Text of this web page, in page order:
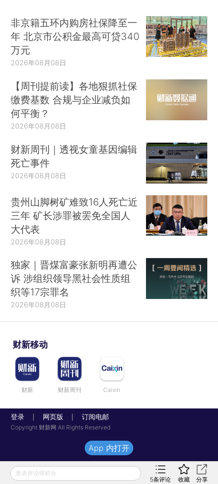
非京籍五环内购房社保降至一
年 北京市公积金最高可贷340
万元
2026年08月08日
【周刊提前读】各地狠抓社保
缴费基数 合规与企业减负如
何平衡？
2026年08月08日
财新周刊｜透视女童基因编辑
死亡事件
2026年08月08日
贵州山脚树矿难致16人死亡近
三年 矿长涉罪被罢免全国人
大代表
2026年08月08日
独家｜晋煤富豪张新明再遭公
诉 涉组织领导黑社会性质组
织等17宗罪名
2026年08月08日
财新移动
财新 财新周刊 Caixin
登录 网页版 订阅电邮
Copyright 财新网 All Rights Reserved
发表评论得积分
5条评论 收藏 分享
App 内打开